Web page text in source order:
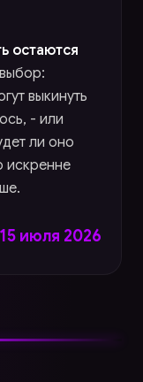
остаются
выкинуть
- или
ли оно
искренне
15 июля 2026